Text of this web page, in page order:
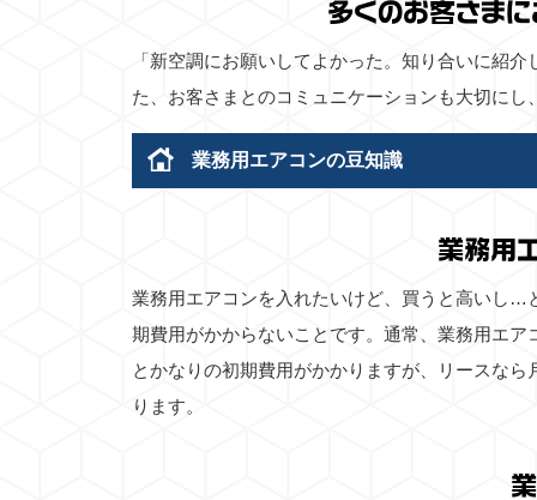
多くのお客さま
「新空調にお願いしてよかった。知り合いに紹
た、お客さまとのコミュニケーションも大切に
業務用エアコンの豆知識
業務用
業務用エアコンを入れたいけど、買うと高いし…
期費用がかからないことです。通常、業務用エ
とかなりの初期費用がかかりますが、リースな
ります。